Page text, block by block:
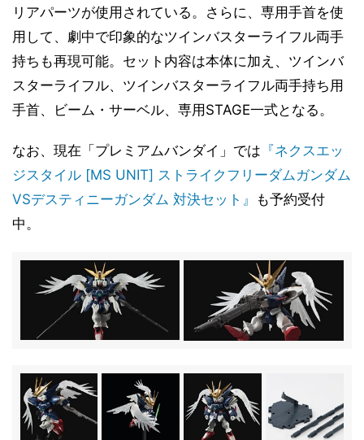
リアパーツが使用されている。さらに、専用手首を使
用して、劇中で印象的なツインバスターライフル両手
持ちも再現可能。セット内容は本体に加え、ツインバ
スターライフル、ツインバスターライフル両手持ち用
手首、ビーム・サーベル、専用STAGE一式となる。
なお、現在「プレミアムバンダイ」では 『ネクスエッ
ジスタイル [MS UNIT] ストライクフリーダムガンダム
VSデスティニーガンダム 対決セット』
も予約受付
中。